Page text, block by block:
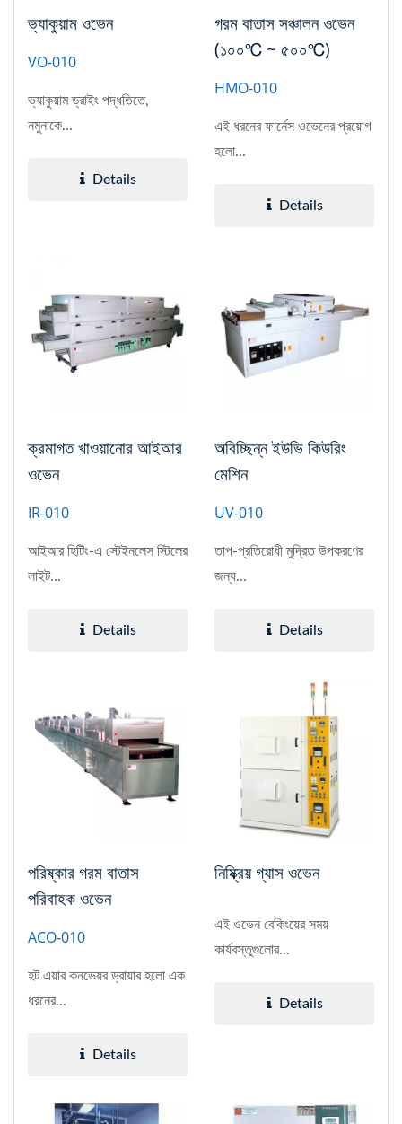
ভ্যাকুয়াম ওভেন
VO-010
ভ্যাকুয়াম ড্রাইং পদ্ধতিতে,
নমুনাকে...
Details
গরম বাতাস সঞ্চালন ওভেন
(১০০℃ ~ ৫০০℃)
HMO-010
এই ধরনের ফার্নেস ওভেনের প্রয়োগ
হলো...
Details
ক্রমাগত খাওয়ানোর আইআর
ওভেন
IR-010
আইআর হিটিং-এ স্টেইনলেস স্টিলের
লাইট...
Details
অবিচ্ছিন্ন ইউভি কিউরিং
মেশিন
UV-010
তাপ-প্রতিরোধী মুদ্রিত উপকরণের
জন্য...
Details
পরিষ্কার গরম বাতাস
পরিবাহক ওভেন
ACO-010
হট এয়ার কনভেয়র ড্রায়ার হলো এক
ধরনের...
Details
নিষ্ক্রিয় গ্যাস ওভেন
এই ওভেন বেকিংয়ের সময়
কার্যবস্তুগুলোর...
Details